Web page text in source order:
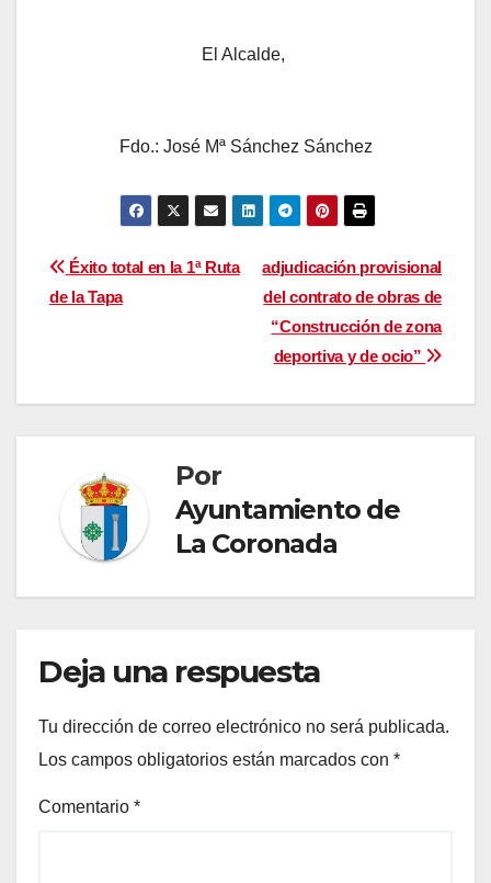
El Alcalde,
Fdo.: José Mª Sánchez Sánchez
Navegación
de
adjudicación provisional
del contrato de obras de
“Construcción de zona
deportiva y de ocio”
Éxito total en la 1ª Ruta
de la Tapa
Por
Ayuntamiento de
La Coronada
Deja una respuesta
Tu dirección de correo electrónico no será publicada.
Los campos obligatorios están marcados con *
Comentario *